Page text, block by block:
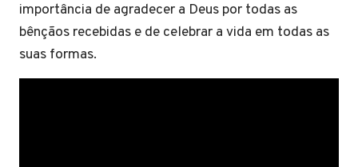
importância de agradecer a Deus por todas as
bênçãos recebidas e de celebrar a vida em todas as
suas formas.